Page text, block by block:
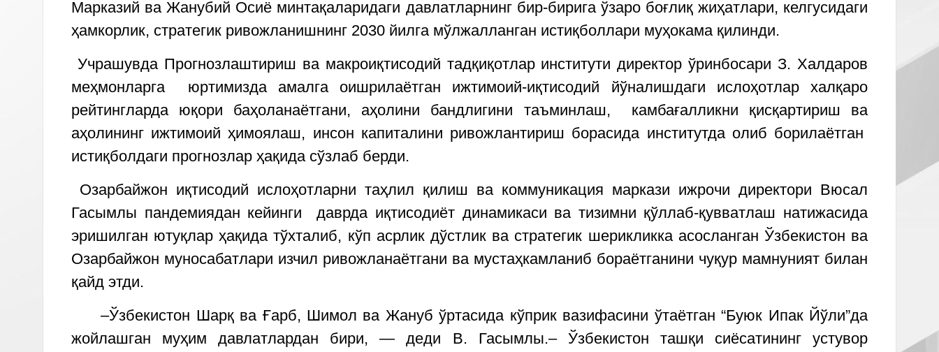
Марказий ва Жанубий Осиё минтақаларидаги давлатларнинг бир-бирига ўзаро боғлиқ жиҳатлари, келгусидаги
ҳамкорлик, стратегик ривожланишнинг 2030 йилга мўлжалланган истиқболлари муҳокама қилинди.
Учрашувда Прогнозлаштириш ва макроиқтисодий тадқиқотлар институти директор ўринбосари З. Халдаров
меҳмонларга юртимизда амалга оишрилаётган ижтимоий-иқтисодий йўналишдаги ислоҳотлар халқаро
рейтингларда юқори баҳоланаётгани, аҳолини бандлигини таъминлаш, камбағалликни қисқартириш ва
аҳолининг ижтимоий ҳимоялаш, инсон капиталини ривожлантириш борасида институтда олиб борилаётган
истиқболдаги прогнозлар ҳақида сўзлаб берди.
Озарбайжон иқтисодий ислоҳотларни таҳлил қилиш ва коммуникация маркази ижрочи директори Вюсал
Гасымлы пандемиядан кейинги даврда иқтисодиёт динамикаси ва тизимни қўллаб-қувватлаш натижасида
эришилган ютуқлар ҳақида тўхталиб, кўп асрлик дўстлик ва стратегик шерикликка асосланган Ўзбекистон ва
Озарбайжон муносабатлари изчил ривожланаётгани ва мустаҳкамланиб бораётганини чуқур мамнуният билан
қайд этди.
–Ўзбекистон Шарқ ва Ғарб, Шимол ва Жануб ўртасида кўприк вазифасини ўтаётган “Буюк Ипак Йўли”да
жойлашган муҳим давлатлардан бири, — деди В. Гасымлы.– Ўзбекистон ташқи сиёсатининг устувор